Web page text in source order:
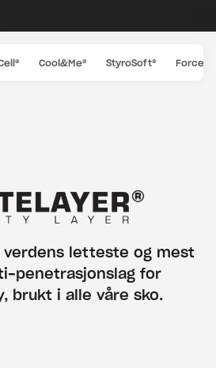
Cool&Me® StyroSoft® Force-
verdens letteste og mest
penetrasjonslag for
brukt i alle våre sko.